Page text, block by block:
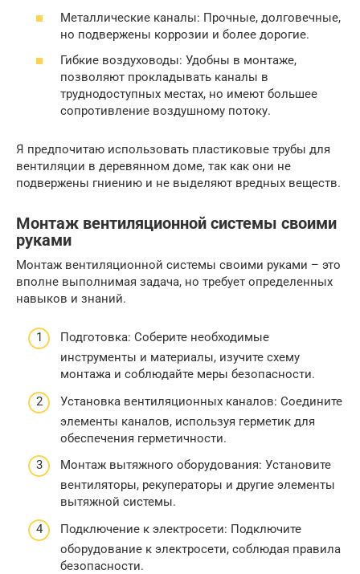
Металлические каналы: Прочные, долговечные,
но подвержены коррозии и более дорогие.
Гибкие воздуховоды: Удобны в монтаже,
позволяют прокладывать каналы в
труднодоступных местах, но имеют большее
сопротивление воздушному потоку.
Я предпочитаю использовать пластиковые трубы для
вентиляции в деревянном доме, так как они не
подвержены гниению и не выделяют вредных веществ.
Монтаж вентиляционной системы своими
руками
Монтаж вентиляционной системы своими руками – это
вполне выполнимая задача, но требует определенных
навыков и знаний.
Подготовка: Соберите необходимые
инструменты и материалы, изучите схему
монтажа и соблюдайте меры безопасности.
Установка вентиляционных каналов: Соедините
элементы каналов, используя герметик для
обеспечения герметичности.
Монтаж вытяжного оборудования: Установите
вентиляторы, рекуператоры и другие элементы
вытяжной системы.
Подключение к электросети: Подключите
оборудование к электросети, соблюдая правила
безопасности.